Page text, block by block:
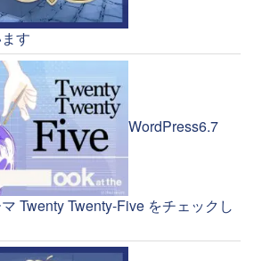
す
WordPress6.7
Twenty Twenty-Five をチェックし